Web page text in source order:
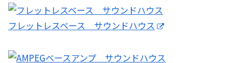
フレットレスベース サウンドハウス